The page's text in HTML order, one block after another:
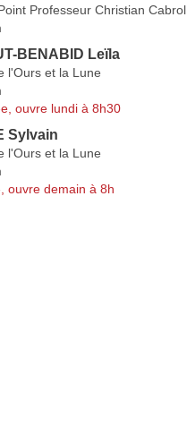
Professeur Christian Cabrol
BENABID Leïla
l'Ours et la Lune
ouvre lundi à 8h30
Sylvain
l'Ours et la Lune
ouvre demain à 8h